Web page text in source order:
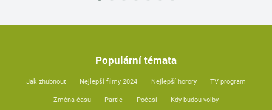
Populární témata
Jak zhubnout Nejlepší filmy 2024 Nejlepší horory TV program
Změna času Partie Počasí Kdy budou volby